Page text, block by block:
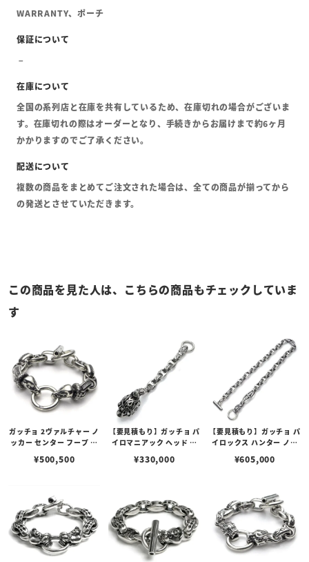
WARRANTY、ポーチ
全国の系列店と在庫を共有しているため、在庫切れの場合がございま
す。在庫切れの際はオーダーとなり、手続きからお届けまで約6ヶ月
かかりますのでご了承ください。
複数の商品をまとめてご注文された場合は、全ての商品が揃ってから
の発送とさせていただきます。
この商品を見た人は、こちらの商品もチェックしていま
す
ガッチョ 2ヴァルチャー ノ
ッカー センター フープ ブ
ク＆ペイント アンカー リ
¥500,500
【要見積もり】ガッチョ パ
イロマニアック ヘッド キ
ハンター ノッカー/Ver. フ
¥330,000
【要見積もり】ガッチョ パ
イロックス ハンター ノッ
Ver. フレイムス＆フレイ
¥605,000